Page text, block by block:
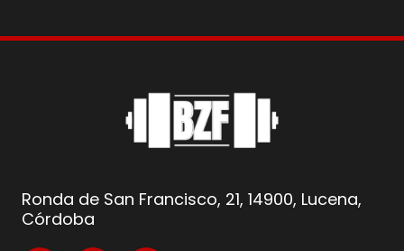
Ronda de San Francisco, 21, 14900, Lucena,
Córdoba